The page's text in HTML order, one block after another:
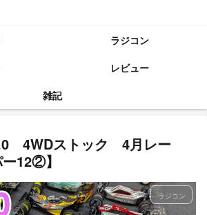
ラジコン
レビュー
雑記
4WDストック 4月レー
12②】
ラジコン